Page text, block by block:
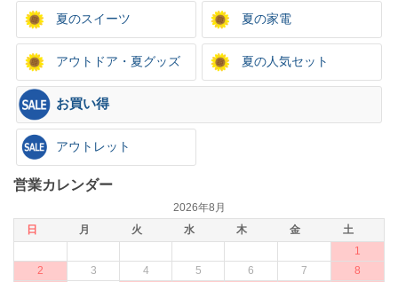
夏のスイーツ 夏の家電
アウトドア・夏グッズ 夏の人気セット
お買い得
アウトレット
営業カレンダー
2026年8月
日
月 火 水 木 金
土
1
2
3 4 5 6 7
8